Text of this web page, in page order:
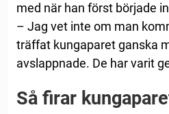
med när han först började
– Jag vet inte om man
träffat kungaparet ganska
avslappnade. De har varit
Så firar